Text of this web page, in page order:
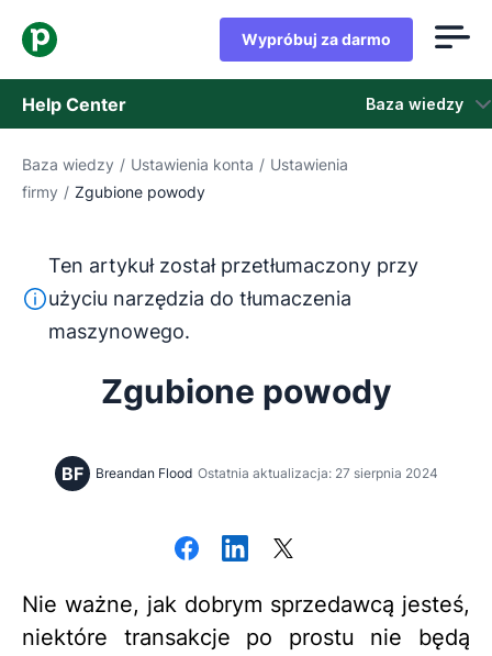
Wypróbuj za darmo
Help Center Baza wiedzy
Baza wiedzy
Skontaktuj się z obsługą klienta
Baza wiedzy / Ustawienia konta / Ustawienia
firmy / Zgubione powody
Ten tekst został przetłumaczony z języka
Ten artykuł został przetłumaczony przy
użyciu narzędzia do tłumaczenia
maszynowego.
Zgubione powody
BF Breandan Flood Ostatnia aktualizacja: 27 sierpnia 2024
Nie ważne, jak dobrym sprzedawcą jesteś,
niektóre transakcje po prostu nie będą